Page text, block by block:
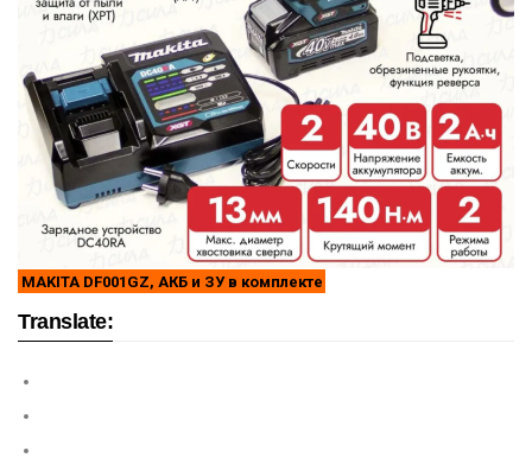
MAKITA DF001GZ, АКБ и ЗУ в комплекте
Translate: